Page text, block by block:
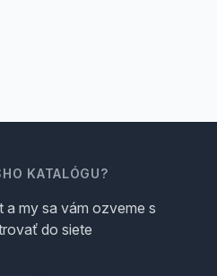
KATALÓGU?
a my sa vám ozveme s
do siete